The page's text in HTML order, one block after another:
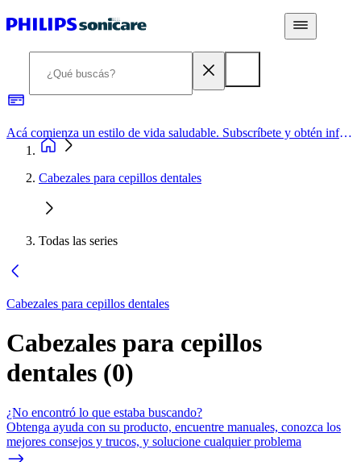
Acá comienza un estilo de vida saludable. Subscríbete y obtén información de primera mano
Cabezales para cepillos dentales
Todas las series
Cabezales para cepillos dentales
Cabezales para cepillos
dentales (0)
¿No encontró lo que estaba buscando?
Obtenga ayuda con su producto, encuentre manuales, conozca los
mejores consejos y trucos, y solucione cualquier problema